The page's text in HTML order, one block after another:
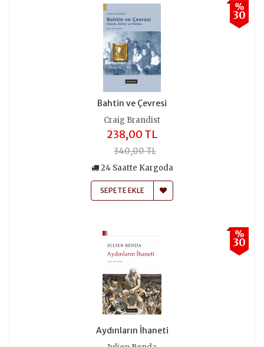
%
30
Bahtin ve Çevresi
Craig Brandist
238,00 TL
340,00 TL
24 Saatte Kargoda
SEPETE EKLE
%
30
Aydınların İhaneti